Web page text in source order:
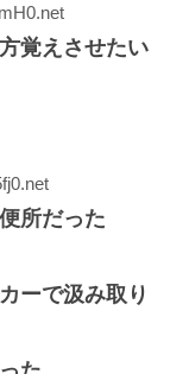
覚えさせたい
所だった
ーで汲み取り